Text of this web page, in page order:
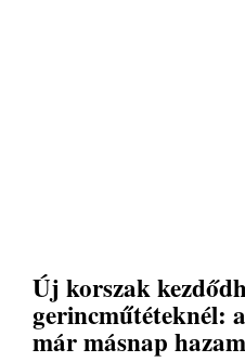
Új korszak
gerincműtéteknél:
már másnap